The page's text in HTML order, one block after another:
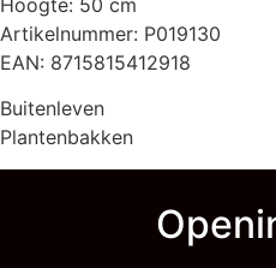
Artikelnummer: P019130
EAN: 8715815412918
Buitenleven
Plantenbakken